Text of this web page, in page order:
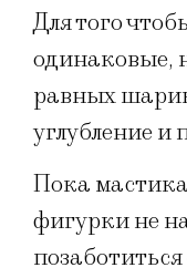
Для того
одинаковые,
равных
углубление и
Пока
фигурки не